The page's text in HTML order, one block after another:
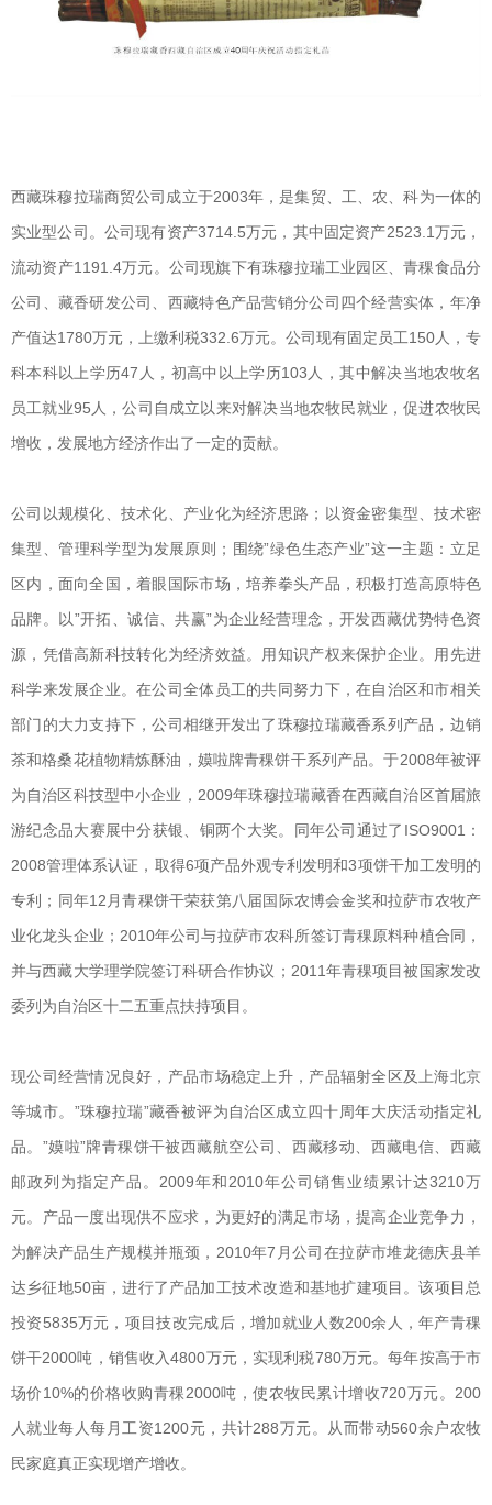
西藏珠穆拉瑞商贸公司成立于2003年，是集贸、工、农、科为一体的
实业型公司。公司现有资产3714.5万元，其中固定资产2523.1万元，
流动资产1191.4万元。公司现旗下有珠穆拉瑞工业园区、青稞食品分
公司、藏香研发公司、西藏特色产品营销分公司四个经营实体，年净
产值达1780万元，上缴利税332.6万元。公司现有固定员工150人，专
科本科以上学历47人，初高中以上学历103人，其中解决当地农牧名
员工就业95人，公司自成立以来对解决当地农牧民就业，促进农牧民
增收，发展地方经济作出了一定的贡献。
公司以规模化、技术化、产业化为经济思路；以资金密集型、技术密
集型、管理科学型为发展原则；围绕”绿色生态产业”这一主题：立足
区内，面向全国，着眼国际市场，培养拳头产品，积极打造高原特色
品牌。以”开拓、诚信、共赢”为企业经营理念，开发西藏优势特色资
源，凭借高新科技转化为经济效益。用知识产权来保护企业。用先进
科学来发展企业。在公司全体员工的共同努力下，在自治区和市相关
部门的大力支持下，公司相继开发出了珠穆拉瑞藏香系列产品，边销
茶和格桑花植物精炼酥油，嫫啦牌青稞饼干系列产品。于2008年被评
为自治区科技型中小企业，2009年珠穆拉瑞藏香在西藏自治区首届旅
游纪念品大赛展中分获银、铜两个大奖。同年公司通过了ISO9001：
2008管理体系认证，取得6项产品外观专利发明和3项饼干加工发明的
专利；同年12月青稞饼干荣获第八届国际农博会金奖和拉萨市农牧产
业化龙头企业；2010年公司与拉萨市农科所签订青稞原料种植合同，
并与西藏大学理学院签订科研合作协议；2011年青稞项目被国家发改
委列为自治区十二五重点扶持项目。
现公司经营情况良好，产品市场稳定上升，产品辐射全区及上海北京
等城市。”珠穆拉瑞”藏香被评为自治区成立四十周年大庆活动指定礼
品。”嫫啦”牌青稞饼干被西藏航空公司、西藏移动、西藏电信、西藏
邮政列为指定产品。2009年和2010年公司销售业绩累计达3210万
元。产品一度出现供不应求，为更好的满足市场，提高企业竞争力，
为解决产品生产规模并瓶颈，2010年7月公司在拉萨市堆龙德庆县羊
达乡征地50亩，进行了产品加工技术改造和基地扩建项目。该项目总
投资5835万元，项目技改完成后，增加就业人数200余人，年产青稞
饼干2000吨，销售收入4800万元，实现利税780万元。每年按高于市
场价10%的价格收购青稞2000吨，使农牧民累计增收720万元。200
人就业每人每月工资1200元，共计288万元。从而带动560余户农牧
民家庭真正实现增产增收。